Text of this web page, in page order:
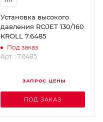
Установка высокого
давления ROJET 130/160
KROLL 7.6485
Под заказ
Арт. : 7.6485
ЗАПРОС ЦЕНЫ
ПОД ЗАКАЗ